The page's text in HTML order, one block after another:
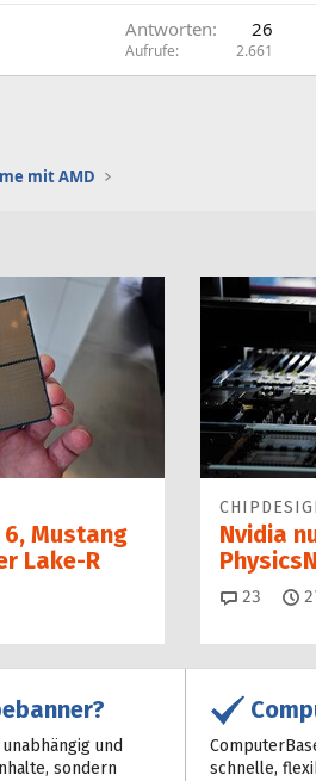
Antworten 26
Aufrufe 2.661
mit AMD
Mustang
Lake-R
Nvidia
23
und
sondern
schnelle,